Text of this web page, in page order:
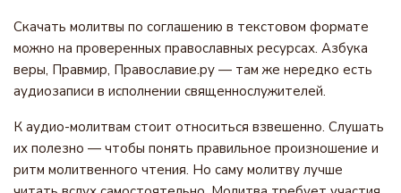
Скачать молитвы по соглашению в текстовом формате
можно на проверенных православных ресурсах. Азбука
веры, Правмир, Православие.ру — там же нередко есть
аудиозаписи в исполнении священнослужителей.
К аудио-молитвам стоит относиться взвешенно. Слушать
их полезно — чтобы понять правильное произношение и
ритм молитвенного чтения. Но саму молитву лучше